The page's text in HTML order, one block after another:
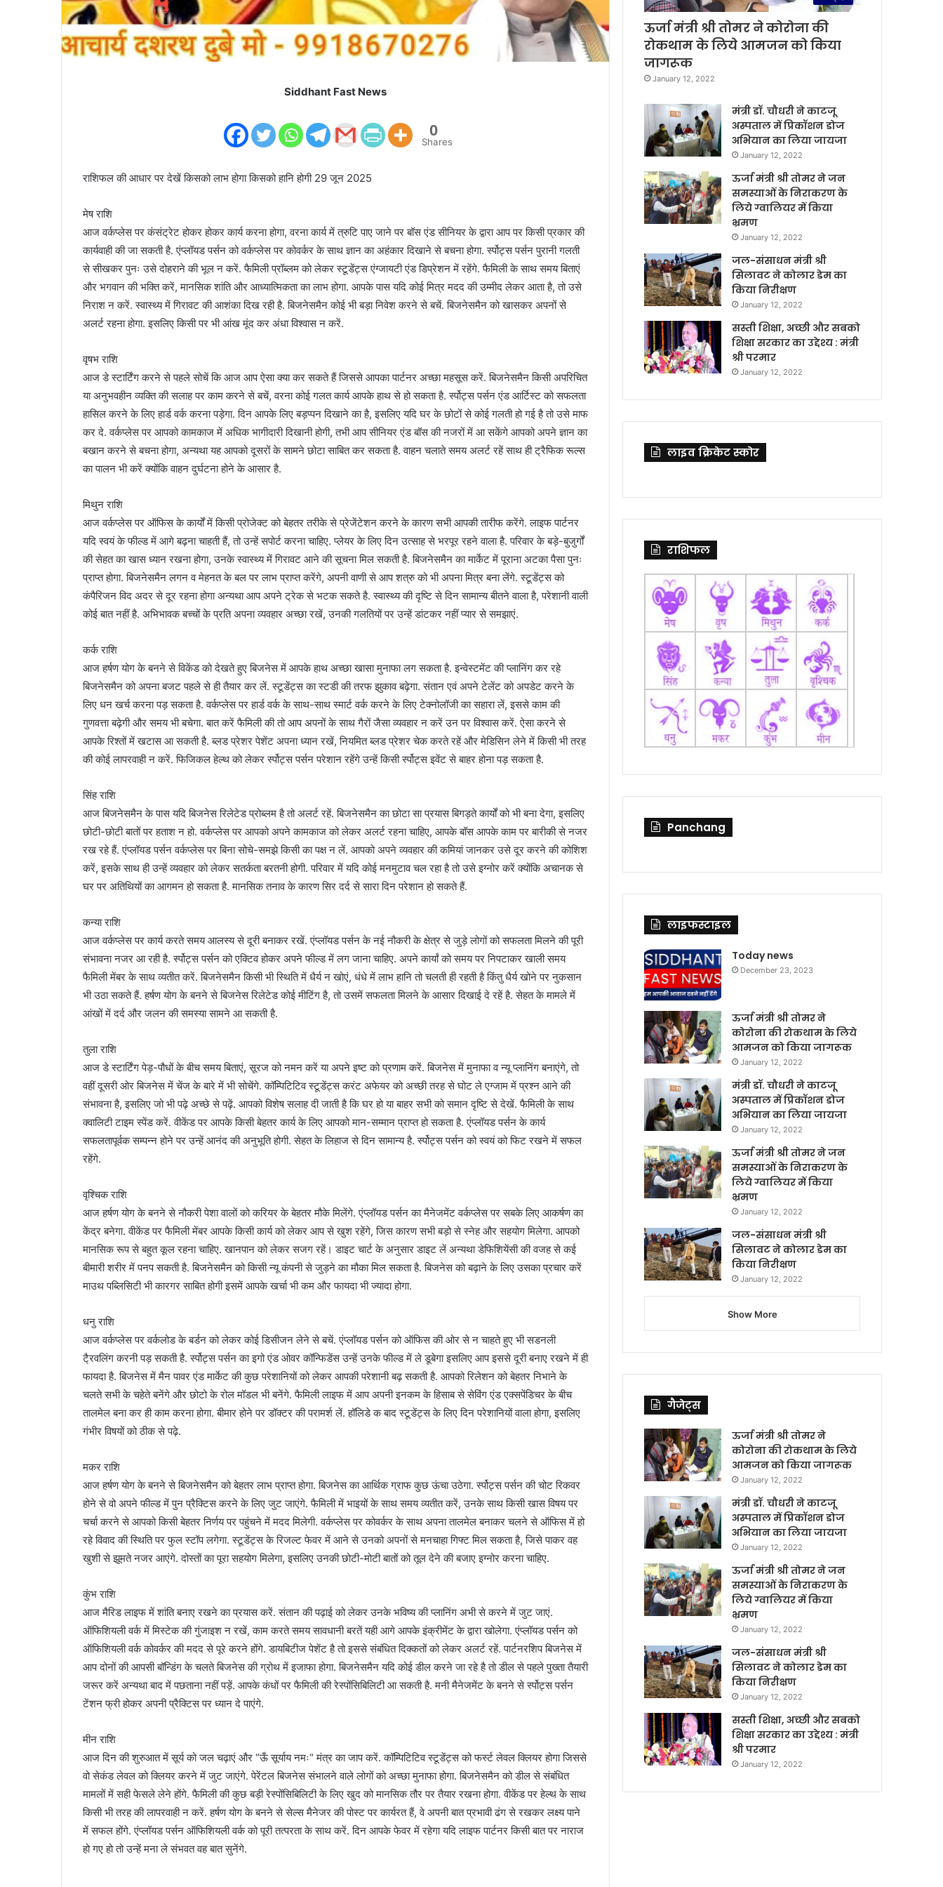
Siddhant Fast News
0
Shares
राशिफल की आधार पर देखें किसको लाभ होगा किसको हानि होगी 29 जून 2025
मेष राशि
आज वर्कप्लेस पर कंसंट्रेट होकर होकर कार्य करना होगा, वरना कार्य में त्रुटि पाए जाने पर बॉस एंड सीनियर के द्वारा आप पर किसी प्रकार की
कार्यवाही की जा सकती है. एंप्लॉयड पर्सन को वर्कप्लेस पर कोवर्कर के साथ ज्ञान का अहंकार दिखाने से बचना होगा. र्स्पोट्स पर्सन पुरानी गलती
से सीखकर पुनः उसे दोहराने की भूल न करें. फैमिली प्रॉब्लम को लेकर स्टूडेंट्स एंग्जायटी एंड डिप्रेशन में रहेंगे. फैमिली के साथ समय बिताएं
और भगवान की भक्ति करें, मानसिक शांति और आध्यात्मिकता का लाभ होगा. आपके पास यदि कोई मित्र मदद की उम्मीद लेकर आता है, तो उसे
निराश न करें. स्वास्थ्य में गिरावट की आशंका दिख रही है. बिजनेसमैन कोई भी बड़ा निवेश करने से बचें. बिजनेसमैन को खासकर अपनों से
अलर्ट रहना होगा. इसलिए किसी पर भी आंख मूंद कर अंधा विश्वास न करें.
वृषभ राशि
आज डे स्टार्टिंग करने से पहले सोचें कि आज आप ऐसा क्या कर सकते हैं जिससे आपका पार्टनर अच्छा महसूस करें. बिजनेसमैन किसी अपरिचित
या अनुभवहीन व्यक्ति की सलाह पर काम करने से बचें, वरना कोई गलत कार्य आपके हाथ से हो सकता है. र्स्पोट्स पर्सन एंड आर्टिस्ट को सफलता
हासिल करने के लिए हार्ड वर्क करना पड़ेगा. दिन आपके लिए बड़प्पन दिखाने का है, इसलिए यदि घर के छोटों से कोई गलती हो गई है तो उसे माफ
कर दे. वर्कप्लेस पर आपको कामकाज में अधिक भागीदारी दिखानी होगी, तभी आप सीनियर एंड बॉस की नजरों में आ सकेंगे आपको अपने ज्ञान का
बखान करने से बचना होगा, अन्यथा यह आपको दूसरों के सामने छोटा साबित कर सकता है. वाहन चलाते समय अलर्ट रहें साथ ही ट्रैफिक रूल्स
का पालन भी करें क्योंकि वाहन दुर्घटना होने के आसार है.
मिथुन राशि
आज वर्कप्लेस पर ऑफिस के कार्यों में किसी प्रोजेक्ट को बेहतर तरीके से प्रेजेंटेशन करने के कारण सभी आपकी तारीफ करेंगे. लाइफ पार्टनर
यदि स्वयं के फील्ड में आगे बढ़ना चाहती हैं, तो उन्हें सपोर्ट करना चाहिए. प्लेयर के लिए दिन उत्साह से भरपूर रहने वाला है. परिवार के बड़े-बुजुर्गों
की सेहत का खास ध्यान रखना होगा, उनके स्वास्थ्य में गिरावट आने की सूचना मिल सकती है. बिजनेसमैन का मार्केट में पूराना अटका पैसा पुनः
प्राप्त होगा. बिजनेसमैन लगन व मेहनत के बल पर लाभ प्राप्त करेंगे, अपनी वाणी से आप शत्रु को भी अपना मित्र बना लेंगे. स्टूडेंट्स को
कंपैरिजन विद अदर से दूर रहना होगा अन्यथा आप अपने ट्रेक से भटक सकते है. स्वास्थ्य की दृष्टि से दिन सामान्य बीतने वाला है, परेशानी वाली
कोई बात नहीं है. अभिभावक बच्चों के प्रति अपना व्यवहार अच्छा रखें, उनकी गलतियों पर उन्हें डांटकर नहीं प्यार से समझाएं.
कर्क राशि
आज हर्षण योग के बनने से विकेंड को देखते हुए बिजनेस में आपके हाथ अच्छा खासा मुनाफा लग सकता है. इन्वेस्टमेंट की प्लानिंग कर रहे
बिजनेसमैन को अपना बजट पहले से ही तैयार कर लें. स्टूडेंट्स का स्टडी की तरफ झुकाव बढ़ेगा. संतान एवं अपने टेलेंट को अपडेट करने के
लिए धन खर्च करना पड़ सकता है. वर्कप्लेस पर हार्ड वर्क के साथ-साथ स्मार्ट वर्क करने के लिए टेक्नोलॉजी का सहारा लें, इससे काम की
गुणवत्ता बढ़ेगी और समय भी बचेगा. बात करें फैमिली की तो आप अपनों के साथ गैरों जैसा व्यवहार न करें उन पर विश्वास करें. ऐसा करने से
आपके रिश्तों में खटास आ सकती है. ब्लड प्रेशर पेशेंट अपना ध्यान रखें, नियमित ब्लड प्रेशर चेक करते रहें और मेडिसिन लेने में किसी भी तरह
की कोई लापरवाही न करें. फिजिकल हेल्थ को लेकर र्स्पोट्स पर्सन परेशान रहेंगे उन्हें किसी र्स्पोट्स इवेंट से बाहर होना पड़ सकता है.
सिंह राशि
आज बिजनेसमैन के पास यदि बिजनेस रिलेटेड प्रोब्लम है तो अलर्ट रहें. बिजनेसमैन का छोटा सा प्रयास बिगड़ते कार्यों को भी बना देगा, इसलिए
छोटी-छोटी बातों पर हताश न हो. वर्कप्लेस पर आपको अपने कामकाज को लेकर अलर्ट रहना चाहिए, आपके बॉस आपके काम पर बारीकी से नजर
रख रहे हैं. एंप्लॉयड पर्सन वर्कप्लेस पर बिना सोचे-समझे किसी का पक्ष न लें. आपको अपने व्यवहार की कमियां जानकर उसे दूर करने की कोशिश
करें, इसके साथ ही उन्हें व्यवहार को लेकर सतर्कता बरतनी होगी. परिवार में यदि कोई मनमुटाव चल रहा है तो उसे इग्नोर करें क्योंकि अचानक से
घर पर अतिथियों का आगमन हो सकता है. मानसिक तनाव के कारण सिर दर्द से सारा दिन परेशान हो सकते हैं.
कन्या राशि
आज वर्कप्लेस पर कार्य करते समय आलस्य से दूरी बनाकर रखें. एंप्लॉयड पर्सन के नई नौकरी के क्षेत्र से जुड़े लोगों को सफलता मिलने की पूरी
संभावना नजर आ रही है. र्स्पोट्स पर्सन को एक्टिव होकर अपने फील्ड में लग जाना चाहिए. अपने कार्यां को समय पर निपटाकर खाली समय
फैमिली मेंबर के साथ व्यतीत करें. बिजनेसमैन किसी भी स्थिति में धैर्य न खोएं, धंधे में लाभ हानि तो चलती ही रहती है किंतु धैर्य खोने पर नुकसान
भी उठा सकते हैं. हर्षण योग के बनने से बिजनेस रिलेटेड कोई मीटिंग है, तो उसमें सफलता मिलने के आसार दिखाई दे रहें है. सेहत के मामले में
आंखों में दर्द और जलन की समस्या सामने आ सकती है.
तुला राशि
आज डे स्टार्टिंग पेड़-पौधों के बीच समय बिताएं, सूरज को नमन करें या अपने इष्ट को प्रणाम करें. बिजनेस में मुनाफा व न्यू प्लानिंग बनाएंगे, तो
वहीं दूसरी ओर बिजनेस में चेंज के बारे में भी सोचेंगे. कॉम्पिटिटिव स्टूडेंट्स करंट अफेयर को अच्छी तरह से घोट ले एग्जाम में प्रश्न आने की
संभावना है, इसलिए जो भी पढ़े अच्छे से पढ़ें. आपको विशेष सलाह दी जाती है कि घर हो या बाहर सभी को समान दृष्टि से देखें. फैमिली के साथ
क्वालिटी टाइम स्पेंड करें. वीकेंड पर आपके किसी बेहतर कार्य के लिए आपको मान-सम्मान प्राप्त हो सकता है. एंप्लॉयड पर्सन के कार्य
सफलतापूर्वक सम्पन्न होने पर उन्हें आनंद की अनुभूति होगी. सेहत के लिहाज से दिन सामान्य है. र्स्पोट्स पर्सन को स्वयं को फिट रखने में सफल
रहेंगे.
वृश्चिक राशि
आज हर्षण योग के बनने से नौकरी पेशा वालों को करियर के बेहतर मौके मिलेंगे. एंप्लॉयड पर्सन का मैनेजमेंट वर्कप्लेस पर सबके लिए आकर्षण का
केंद्र बनेगा. वीकेंड पर फैमिली मेंबर आपके किसी कार्य को लेकर आप से खुश रहेंगे, जिस कारण सभी बड़ो से स्नेह और सहयोग मिलेगा. आपको
मानसिक रूप से बहुत कूल रहना चाहिए. खानपान को लेकर सजग रहें। डाइट चार्ट के अनुसार डाइट लें अन्यथा डेफिशियेंसी की वजह से कई
बीमारी शरीर में पनप सकती है. बिजनेसमैन को किसी न्यू कंपनी से जुड़ने का मौका मिल सकता है. बिजनेस को बढ़ाने के लिए उसका प्रचार करें
माउथ पब्लिसिटी भी कारगर साबित होगी इसमें आपके खर्चा भी कम और फायदा भी ज्यादा होगा.
धनु राशि
आज वर्कप्लेस पर वर्कलोड के बर्डन को लेकर कोई डिसीजन लेने से बचें. एंप्लॉयड पर्सन को ऑफिस की ओर से न चाहते हुए भी सडनली
टै्रवलिंग करनी पड़ सकती है. र्स्पोट्स पर्सन का इगो एंड ओवर कॉन्फिडेंस उन्हें उनके फील्ड में ले डूबेगा इसलिए आप इससे दूरी बनाए रखने में ही
फायदा है. बिजनेस में मैन पावर एंड मार्केट की कुछ परेशानियों को लेकर आपकी परेशानी बढ़ सकती है. आपको रिलेशन को बेहतर निभाने के
चलते सभी के चहेते बनेंगे और छोटो के रोल मॉडल भी बनेंगे. फैमिली लाइफ में आप अपनी इनकम के हिसाब से सेविंग एंड एक्सपेंडिचर के बीच
तालमेल बना कर ही काम करना होगा. बीमार होने पर डॉक्टर की परामर्श लें. हॉलिडे क बाद स्टूडेंट्स के लिए दिन परेशानियों वाला होगा, इसलिए
गंभीर विषयों को ठीक से पढ़े.
मकर राशि
आज हर्षण योग के बनने से बिजनेसमैन को बेहतर लाभ प्राप्त होगा. बिजनेस का आर्थिक ग्राफ कुछ ऊंचा उठेगा. र्स्पोट्स पर्सन की चोट रिकवर
होने से वो अपने फील्ड में पुन प्रैक्टिस करने के लिए जुट जाएंगे. फैमिली में भाइयों के साथ समय व्यतीत करें, उनके साथ किसी खास विषय पर
चर्चा करने से आपको किसी बेहतर निर्णय पर पहुंचने में मदद मिलेगी. वर्कप्लेस पर कोवर्कर के साथ अपना तालमेल बनाकर चलने से ऑफिस में हो
रहे विवाद की स्थिति पर फुल स्टॉप लगेगा. स्टूडेंट्स के रिजल्ट फेवर में आने से उनको अपनों से मनचाहा गिफ्ट मिल सकता है, जिसे पाकर वह
खुशी से झूमते नजर आएंगे. दोस्तों का पूरा सहयोग मिलेगा, इसलिए उनकी छोटी-मोटी बातों को तूल देने की बजाए इग्नोर करना चाहिए.
कुंभ राशि
आज मैरिड लाइफ में शांति बनाए रखने का प्रयास करें. संतान की पढ़ाई को लेकर उनके भविष्य की प्लानिंग अभी से करने में जुट जाएं.
ऑफिशियली वर्क में मिस्टेक की गुंजाइश न रखें, काम करते समय सावधानी बरतें यही आगे आपके इंक्रीमेंट के द्वारा खोलेगा. एंप्लॉयड पर्सन को
ऑफिशियली वर्क कोवर्कर की मदद से पूरे करने होंगे. डायबिटीज पेशेंट है तो इससे संबंधित दिक्कतों को लेकर अलर्ट रहें. पार्टनरशिप बिजनेस में
आप दोनों की आपसी बॉन्डिंग के चलते बिजनेस की ग्रोथ में इजाफा होगा. बिजनेसमैन यदि कोई डील करने जा रहे है तो डील से पहले पुख्ता तैयारी
जरूर करें अन्यथा बाद में पछताना नहीं पड़ें. आपके कंधों पर फैमिली की रेस्पोंसिबिलिटी आ सकती है. मनी मैनेजमेंट के बनने से र्स्पोट्स पर्सन
टेंशन फ्री होकर अपनी प्रैक्टिस पर ध्यान दे पाएंगे.
मीन राशि
आज दिन की शुरुआत में सूर्य को जल चढ़ाएं और “ऊँ सूर्याय नमः“ मंत्र का जाप करें. कॉम्पिटिटिव स्टूडेंट्स को फर्स्ट लेवल क्लियर होगा जिससे
वो सेकंड लेवल को क्लियर करने में जुट जाएंगे. पेरेंटल बिजनेस संभालने वाले लोगों को अच्छा मुनाफा होगा. बिजनेसमैन को डील से संबंधित
मामलों में सही फेसले लेने होंगे. फैमिली की कुछ बड़ी रेस्पोंसिबिलिटी के लिए खुद को मानसिक तौर पर तैयार रखना होगा. वीकेंड पर हेल्थ के साथ
किसी भी तरह की लापरवाही न करें. हर्षण योग के बनने से सेल्स मैनेजर की पोस्ट पर कार्यरत हैं, वे अपनी बात प्रभावी ढंग से रखकर लक्ष्य पाने
में सफल होंगे. एंप्लॉयड पर्सन ऑफिशियली वर्क को पूरी तत्परता के साथ करें. दिन आपके फेवर में रहेगा यदि लाइफ पार्टनर किसी बात पर नाराज
हो गए हो तो उन्हें मना ले संभवत वह बात सुनेंगे.
ऊर्जा मंत्री श्री तोमर ने कोरोना की
रोकथाम के लिये आमजन को किया
जागरूक
January 12, 2022
मंत्री डॉ. चौधरी ने काटजू
अस्पताल में प्रिकॉशन डोज
अभियान का लिया जायजा
January 12, 2022
ऊर्जा मंत्री श्री तोमर ने जन
समस्याओं के निराकरण के
लिये ग्वालियर में किया
भ्रमण
January 12, 2022
जल-संसाधन मंत्री श्री
सिलावट ने कोलार डेम का
किया निरीक्षण
January 12, 2022
सस्ती शिक्षा, अच्छी और सबको
शिक्षा सरकार का उद्देश्य : मंत्री
श्री परमार
January 12, 2022
लाइव क्रिकेट स्कोर
राशिफल
Panchang
लाइफस्टाइल
Today news
December 23, 2023
ऊर्जा मंत्री श्री तोमर ने
कोरोना की रोकथाम के लिये
आमजन को किया जागरूक
January 12, 2022
मंत्री डॉ. चौधरी ने काटजू
अस्पताल में प्रिकॉशन डोज
अभियान का लिया जायजा
January 12, 2022
ऊर्जा मंत्री श्री तोमर ने जन
समस्याओं के निराकरण के
लिये ग्वालियर में किया
भ्रमण
January 12, 2022
जल-संसाधन मंत्री श्री
सिलावट ने कोलार डेम का
किया निरीक्षण
January 12, 2022
Show More
गैजेट्स
ऊर्जा मंत्री श्री तोमर ने
कोरोना की रोकथाम के लिये
आमजन को किया जागरूक
January 12, 2022
मंत्री डॉ. चौधरी ने काटजू
अस्पताल में प्रिकॉशन डोज
अभियान का लिया जायजा
January 12, 2022
ऊर्जा मंत्री श्री तोमर ने जन
समस्याओं के निराकरण के
लिये ग्वालियर में किया
भ्रमण
January 12, 2022
जल-संसाधन मंत्री श्री
सिलावट ने कोलार डेम का
किया निरीक्षण
January 12, 2022
सस्ती शिक्षा, अच्छी और सबको
शिक्षा सरकार का उद्देश्य : मंत्री
श्री परमार
January 12, 2022